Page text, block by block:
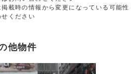
載時の情報から変更になっている可能性
ください
他物件